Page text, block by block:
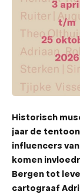
Historisch
jaar de
influencers
komen
Bergen tot
cartograaf